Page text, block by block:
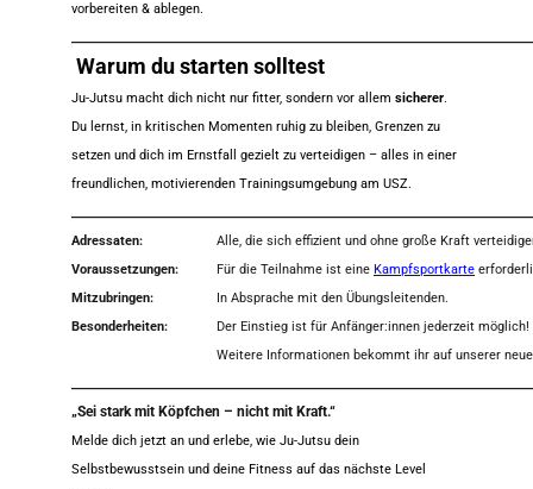
vorbereiten & ablegen.
Warum du starten solltest
Ju-Jutsu macht dich nicht nur fitter, sondern vor allem sicherer.
Du lernst, in kritischen Momenten ruhig zu bleiben, Grenzen zu
setzen und dich im Ernstfall gezielt zu verteidigen – alles in einer
freundlichen, motivierenden Trainingsumgebung am USZ.
Adressaten:
Alle, die sich effizient und ohne große Kraft
Voraussetzungen:
Für die Teilnahme ist eine Kampfsportkarte
Mitzubringen:
In Absprache mit den Übungsleitenden.
Besonderheiten:
Der Einstieg ist für Anfänger:innen jederzeit möglich!
Weitere Informationen bekommt ihr auf unserer
„Sei stark mit Köpfchen – nicht mit Kraft.“
Melde dich jetzt an und erlebe, wie Ju-Jutsu dein
Selbstbewusstsein und deine Fitness auf das nächste Level